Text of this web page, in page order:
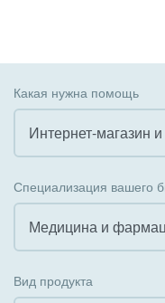
Какая нужна помощь
Интернет-магазин
Внедрение КЭДО
Интеграция с 1С
Специализация вашего
Медицина и
Вид продукта